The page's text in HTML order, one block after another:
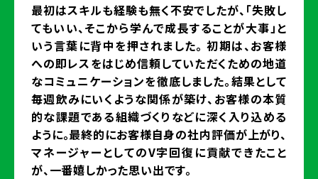
最初はスキルも経験も無く不安でしたが、「失敗し
てもいい、そこから学んで成長することが大事」と
いう言葉に背中を押されました。 初期は、お客様
への即レスをはじめ信頼していただくための地道
なコミュニケーションを徹底しました。結果として
毎週飲みにいくような関係が築け、お客様の本質
的な課題である組織づくりなどに深く入り込める
ように。最終的にお客様自身の社内評価が上がり、
マネージャーとしてのV字回復に貢献できたこと
が、一番嬉しかった思い出です。